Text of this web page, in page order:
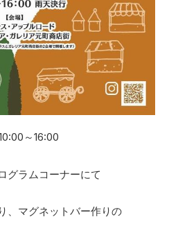
～16:00
ラムコーナーにて
、マグネットバー作りの